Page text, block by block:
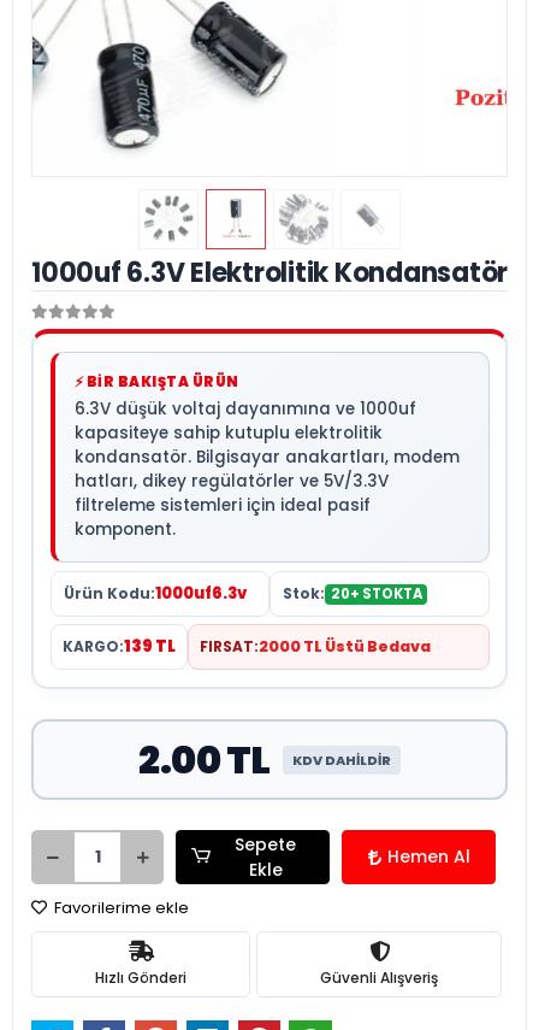
1000uf 6.3V Elektrolitik Kondansatör
⚡ BİR BAKIŞTA ÜRÜN
6.3V düşük voltaj dayanımına ve 1000uf
kapasiteye sahip kutuplu elektrolitik
kondansatör. Bilgisayar anakartları, modem
hatları, dikey regülatörler ve 5V/3.3V
filtreleme sistemleri için ideal pasif
komponent.
Ürün Kodu:1000uf6.3v Stok: 20+ STOKTA
KARGO:139 TL FIRSAT:2000 TL Üstü Bedava
2.00 TL KDV DAHİLDİR
Sepete
Ekle
Hemen Al
Favorilerime ekle
Hızlı Gönderi Güvenli Alışveriş